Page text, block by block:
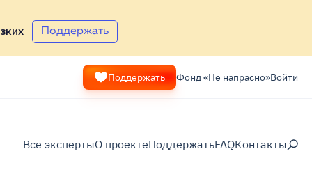
Поддержать
Поддержать Фонд «Не напрасно»Войти
Все экспертыО проектеПоддержатьFAQКонтакты